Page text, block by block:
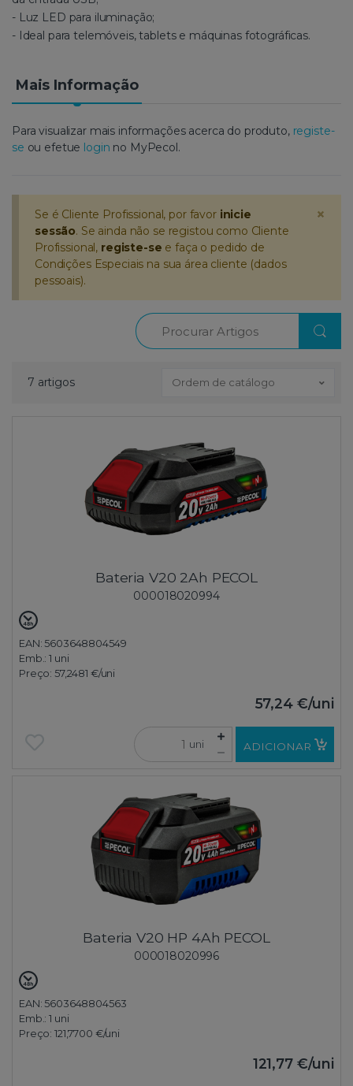
- Luz LED para iluminação;
- Ideal para telemóveis, tablets e máquinas fotográficas.
Mais Informação
Para visualizar mais informações acerca do produto, registe-
se ou efetue login no MyPecol.
×
Se é Cliente Profissional, por favor inicie
sessão. Se ainda não se registou como Cliente
Profissional, registe-se e faça o pedido de
Condições Especiais na sua área cliente (dados
pessoais).
Procurar
7 artigos Ordem de catálogo
Bateria V20 2Ah PECOL
000018020994
EAN: 5603648804549
Emb.:1 uni
Preço: 57,2481 €/uni
57,24 €/uni
uni ADICIONAR
Bateria V20 HP 4Ah PECOL
000018020996
EAN: 5603648804563
Emb.:1 uni
Preço: 121,7700 €/uni
121,77 €/uni